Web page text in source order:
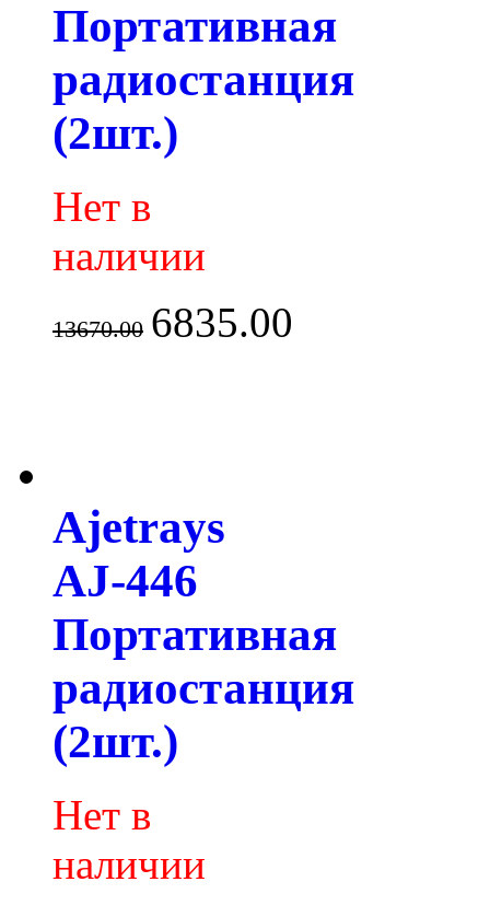
Портативная
радиостанция
(2шт.)
Нет в
наличии
13670.00 6835.00
Ajetrays
AJ-446
Портативная
радиостанция
(2шт.)
Нет в
наличии